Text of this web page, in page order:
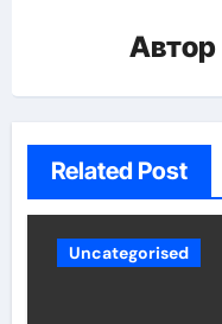
Автор
Related Post
Uncategorised